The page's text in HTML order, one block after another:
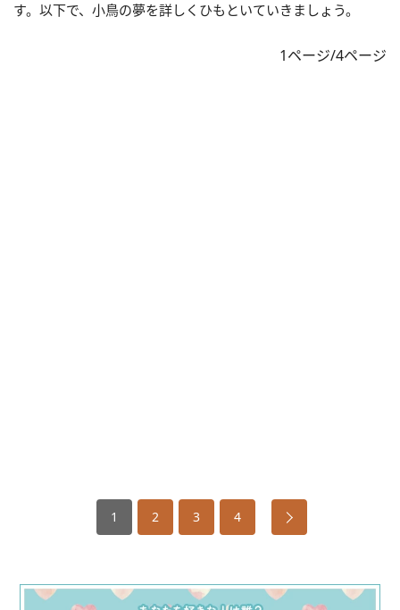
す。以下で、小鳥の夢を詳しくひもといていきましょう。
1ページ/4ページ
1 2 3 4